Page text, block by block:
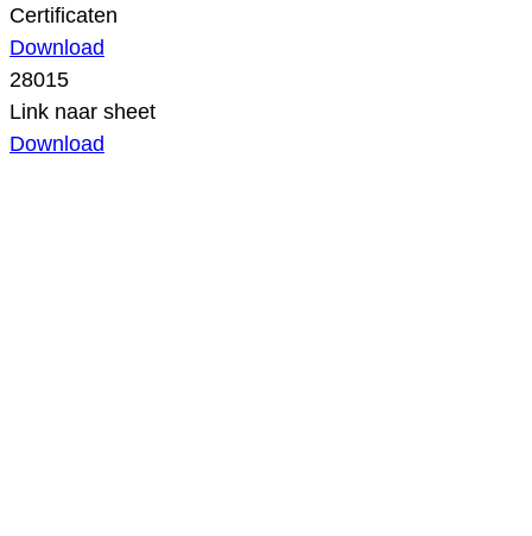
Certificaten
Download
28015
Link naar sheet
Download